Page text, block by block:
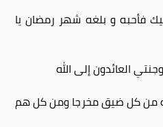
فأحبه و بلغه شهر رمضان يا
العائدون إلى الله
من كل ضيق مخرجا ومن كل هم